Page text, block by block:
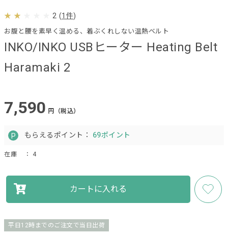
INKO/INKO USBヒーター Heating Belt
Haramaki 2
お腹と腰を素早く温める、着ぶくれしない温熱ベルト
2 (1件)
7,590 円（税込）
もらえるポイント： 69ポイント
在庫 ： 4
カートに入れる
平日12時までのご注文で当日出荷